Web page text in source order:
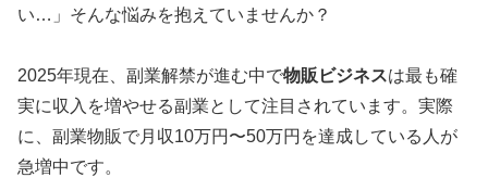
い…」そんな悩みを抱えていませんか？
2025年現在、副業解禁が進む中で物販ビジネスは最も確
実に収入を増やせる副業として注目されています。実際
に、副業物販で月収10万円〜50万円を達成している人が
急増中です。